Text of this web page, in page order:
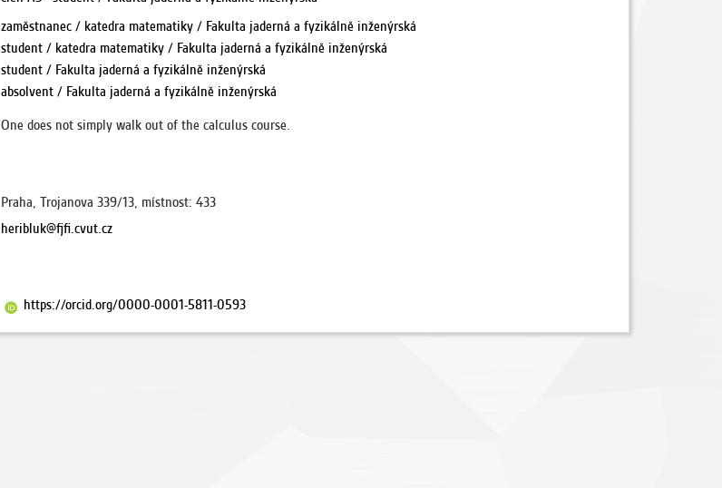
zaměstnanec / katedra matematiky / Fakulta jaderná a fyzikálně inženýrská
student / katedra matematiky / Fakulta jaderná a fyzikálně inženýrská
student / Fakulta jaderná a fyzikálně inženýrská
absolvent / Fakulta jaderná a fyzikálně inženýrská
One does not simply walk out of the calculus course.
Praha, Trojanova 339/13, místnost: 433
heribluk@fjfi.cvut.cz
https://orcid.org/0000-0001-5811-0593